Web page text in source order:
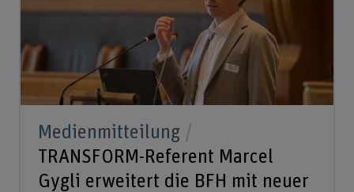
Medienmitteilung
TRANSFORM-Referent Marcel
Gygli erweitert die BFH mit neuer